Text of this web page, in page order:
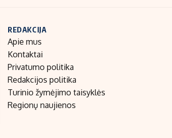
REDAKCIJA
Apie mus
Kontaktai
Privatumo politika
Redakcijos politika
Turinio žymėjimo taisyklės
Regionų naujienos